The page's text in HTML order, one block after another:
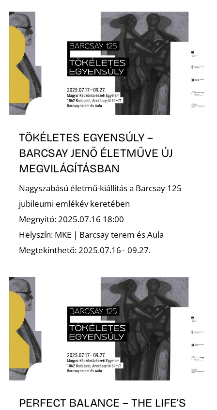
TÖKÉLETES EGYENSÚLY –
BARCSAY JENŐ ÉLETMŰVE ÚJ
MEGVILÁGÍTÁSBAN
Nagyszabású életmű-kiállítás a Barcsay 125
jubileumi emlékév keretében
Megnyitó: 2025.07.16 18:00
Helyszín: MKE | Barcsay terem és Aula
Megtekinthető: 2025.07.16– 09.27.
PERFECT BALANCE – THE LIFE’S